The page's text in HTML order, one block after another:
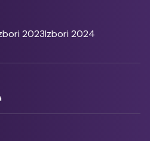
2023Izbori 2024